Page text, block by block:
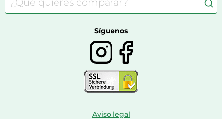
Farmacia veterinaria
Bolsos y maletas
Botas mujer
Síguenos
Aviso legal